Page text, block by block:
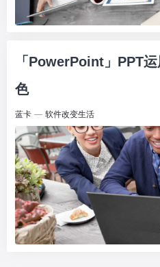
「PowerPoint」PPT
色
蓝卡 — 软件改变生活